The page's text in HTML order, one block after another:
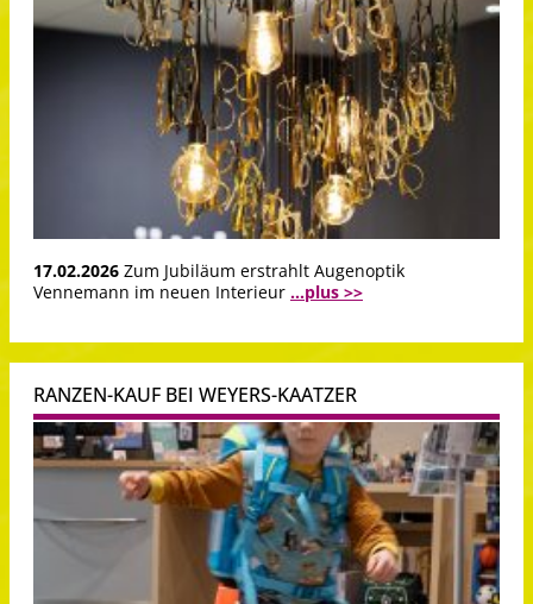
17.02.2026 Zum Jubiläum erstrahlt Augenoptik
Vennemann im neuen Interieur ...plus >>
RANZEN-KAUF BEI WEYERS-KAATZER